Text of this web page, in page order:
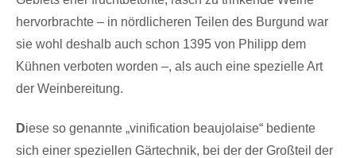
hervorbrachte – in nördlicheren Teilen des Burgund war
sie wohl deshalb auch schon 1395 von Philipp dem
Kühnen verboten worden –, als auch eine spezielle Art
der Weinbereitung.
Diese so genannte „vinification beaujolaise“ bediente
sich einer speziellen Gärtechnik, bei der der Großteil der